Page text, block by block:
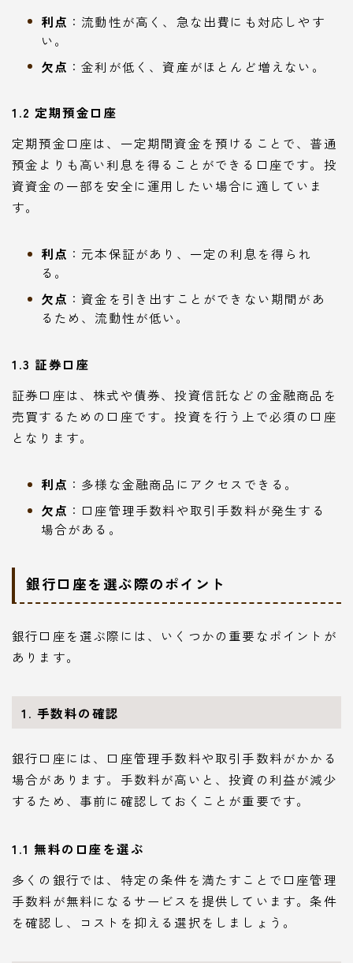
利点 ：流動性が高く、急な出費にも対応しやす
い。
欠点 ：金利が低く、資産がほとんど増えない。
1.2 定期預金口座
定期預金口座は、一定期間資金を預けることで、普通
預金よりも高い利息を得ることができる口座です。投
資資金の一部を安全に運用したい場合に適していま
す。
利点 ：元本保証があり、一定の利息を得られ
る。
欠点 ：資金を引き出すことができない期間があ
るため、流動性が低い。
1.3 証券口座
証券口座は、株式や債券、投資信託などの金融商品を
売買するための口座です。投資を行う上で必須の口座
となります。
利点 ：多様な金融商品にアクセスできる。
欠点 ：口座管理手数料や取引手数料が発生する
場合がある。
銀行口座を選ぶ際のポイント
銀行口座を選ぶ際には、いくつかの重要なポイントが
あります。
1. 手数料の確認
銀行口座には、口座管理手数料や取引手数料がかかる
場合があります。手数料が高いと、投資の利益が減少
するため、事前に確認しておくことが重要です。
1.1 無料の口座を選ぶ
多くの銀行では、特定の条件を満たすことで口座管理
手数料が無料になるサービスを提供しています。条件
を確認し、コストを抑える選択をしましょう。